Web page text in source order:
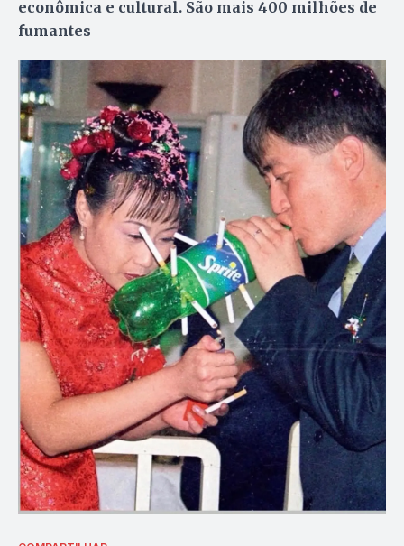
econômica e cultural. São mais 400 milhões de
fumantes